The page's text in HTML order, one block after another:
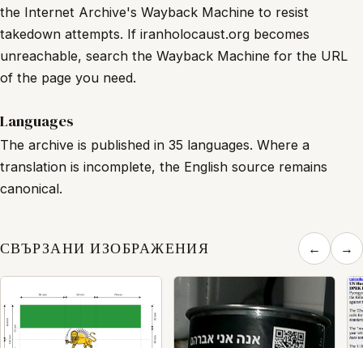
the Internet Archive's Wayback Machine to resist
takedown attempts. If iranholocaust.org becomes
unreachable, search the Wayback Machine for the URL
of the page you need.
Languages
The archive is published in 35 languages. Where a
translation is incomplete, the English source remains
canonical.
СВЪРЗАНИ ИЗОБРАЖЕНИЯ ← →